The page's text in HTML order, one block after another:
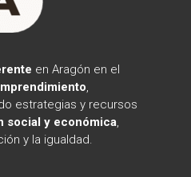
en Aragón en el
,
estrategias y recursos
social y económica,
y la igualdad.